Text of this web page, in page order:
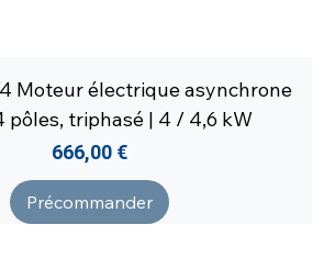
Moteur électrique asynchrone
pôles, triphasé | 4 / 4,6 kW
Prix
666,00 €
Précommander